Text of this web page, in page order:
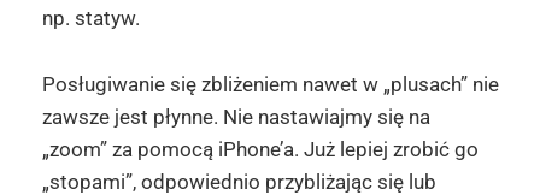
np. statyw.
Posługiwanie się zbliżeniem nawet w „plusach” nie
zawsze jest płynne. Nie nastawiajmy się na
„zoom” za pomocą iPhone’a. Już lepiej zrobić go
„stopami”, odpowiednio przybliżając się lub